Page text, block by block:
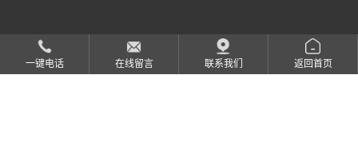
服务咨询热线
13480945455
一键电话 在线留言 联系我们 返回首页